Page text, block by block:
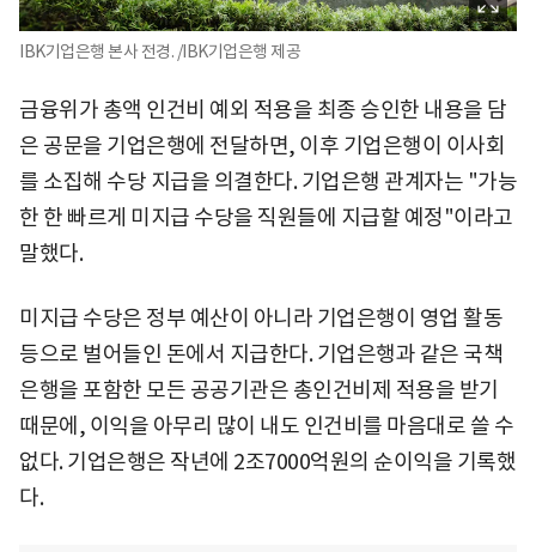
IBK기업은행 본사 전경. /IBK기업은행 제공
금융위가 총액 인건비 예외 적용을 최종 승인한 내용을 담
은 공문을 기업은행에 전달하면, 이후 기업은행이 이사회
를 소집해 수당 지급을 의결한다. 기업은행 관계자는 "가능
한 한 빠르게 미지급 수당을 직원들에 지급할 예정"이라고
말했다.
미지급 수당은 정부 예산이 아니라 기업은행이 영업 활동
등으로 벌어들인 돈에서 지급한다. 기업은행과 같은 국책
은행을 포함한 모든 공공기관은 총인건비제 적용을 받기
때문에, 이익을 아무리 많이 내도 인건비를 마음대로 쓸 수
없다. 기업은행은 작년에 2조7000억원의 순이익을 기록했
다.